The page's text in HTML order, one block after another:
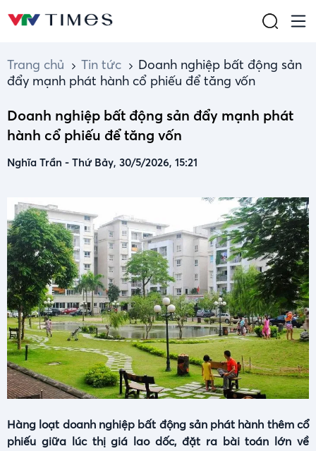
Trang chủ Tin tức
Doanh nghiệp bất động sản
đẩy mạnh phát hành cổ phiếu để tăng vốn
Doanh nghiệp bất động sản đẩy mạnh phát
hành cổ phiếu để tăng vốn
Nghĩa Trần - Thứ Bảy, 30/5/2026, 15:21
Hàng loạt doanh nghiệp bất động sản phát hành thêm cổ
phiếu giữa lúc thị giá lao dốc, đặt ra bài toán lớn về